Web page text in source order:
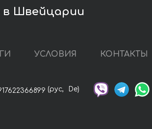
в Швейцарии
УСЛОВИЯ КОНТАКТЫ
(рус, De)